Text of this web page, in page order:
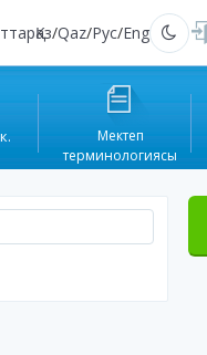
Қаз/Qaz/Рус/Eng
Мектеп
терминологиясы